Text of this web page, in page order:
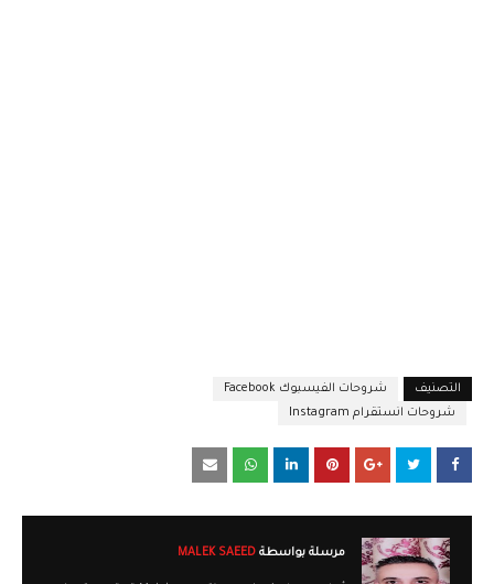
التصنيف
شروحات الفيسبوك Facebook
شروحات انستقرام Instagram
مرسلة بواسطة